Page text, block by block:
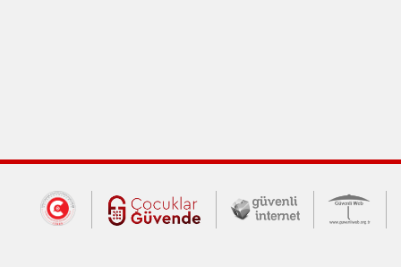
Dış Bağlantılar
Cumhurbaşkanlığı İletişim Merkezi
Çocuklar Güvende (yeni
Güvenli